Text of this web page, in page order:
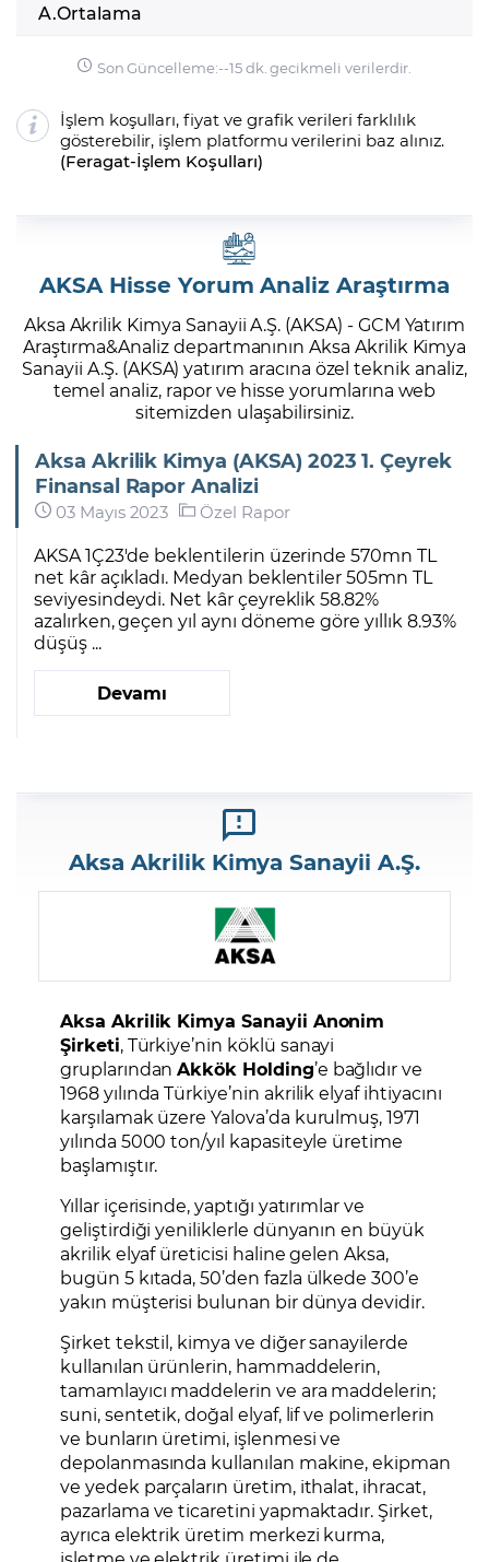
A.Ortalama
Son Güncelleme:--15 dk. gecikmeli verilerdir.
İşlem koşulları, fiyat ve grafik verileri farklılık
gösterebilir, işlem platformu verilerini baz alınız.
(Feragat-İşlem Koşulları)
AKSA Hisse Yorum Analiz Araştırma
Aksa Akrilik Kimya Sanayii A.Ş. (AKSA) - GCM Yatırım
Araştırma&Analiz departmanının Aksa Akrilik Kimya
Sanayii A.Ş. (AKSA) yatırım aracına özel teknik analiz,
temel analiz, rapor ve hisse yorumlarına web
sitemizden ulaşabilirsiniz.
Aksa Akrilik Kimya (AKSA) 2023 1. Çeyrek
Finansal Rapor Analizi
03 Mayıs 2023 Özel Rapor
AKSA 1Ç23'de beklentilerin üzerinde 570mn TL
net kâr açıkladı. Medyan beklentiler 505mn TL
seviyesindeydi. Net kâr çeyreklik 58.82%
azalırken, geçen yıl aynı döneme göre yıllık 8.93%
düşüş ...
Devamı
Aksa Akrilik Kimya Sanayii A.Ş.
Aksa Akrilik Kimya Sanayii Anonim
Şirketi, Türkiye’nin köklü sanayi
gruplarındanAkkök Holding’e bağlıdır ve
1968 yılında Türkiye’nin akrilik elyaf ihtiyacını
karşılamak üzere Yalova’da kurulmuş, 1971
yılında 5000 ton/yıl kapasiteyle üretime
başlamıştır.
Yıllar içerisinde, yaptığı yatırımlar ve
geliştirdiği yeniliklerle dünyanın en büyük
akrilik elyaf üreticisi haline gelen Aksa,
bugün 5 kıtada, 50’den fazla ülkede 300’e
yakın müşterisi bulunan bir dünya devidir.
Şirket tekstil, kimya ve diğer sanayilerde
kullanılan ürünlerin, hammaddelerin,
tamamlayıcı maddelerin ve ara maddelerin;
suni, sentetik, doğal elyaf, lif ve polimerlerin
ve bunların üretimi, işlenmesi ve
depolanmasında kullanılan makine, ekipman
ve yedek parçaların üretim, ithalat, ihracat,
pazarlama ve ticaretini yapmaktadır. Şirket,
ayrıca elektrik üretim merkezi kurma,